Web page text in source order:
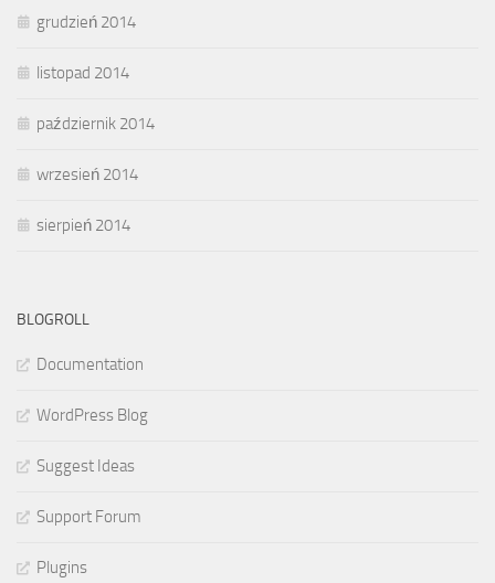
grudzień 2014
listopad 2014
październik 2014
wrzesień 2014
sierpień 2014
BLOGROLL
Documentation
WordPress Blog
Suggest Ideas
Support Forum
Plugins